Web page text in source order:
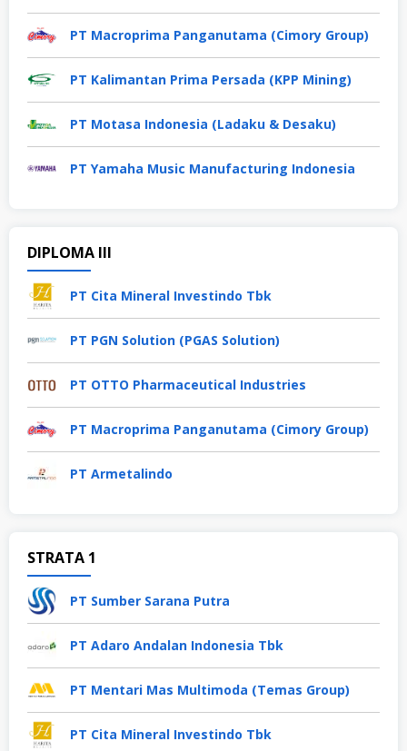
PT Macroprima Panganutama (Cimory Group)
PT Kalimantan Prima Persada (KPP Mining)
PT Motasa Indonesia (Ladaku & Desaku)
PT Yamaha Music Manufacturing Indonesia
DIPLOMA III
PT Cita Mineral Investindo Tbk
PT PGN Solution (PGAS Solution)
PT OTTO Pharmaceutical Industries
PT Macroprima Panganutama (Cimory Group)
PT Armetalindo
STRATA 1
PT Sumber Sarana Putra
PT Adaro Andalan Indonesia Tbk
PT Mentari Mas Multimoda (Temas Group)
PT Cita Mineral Investindo Tbk